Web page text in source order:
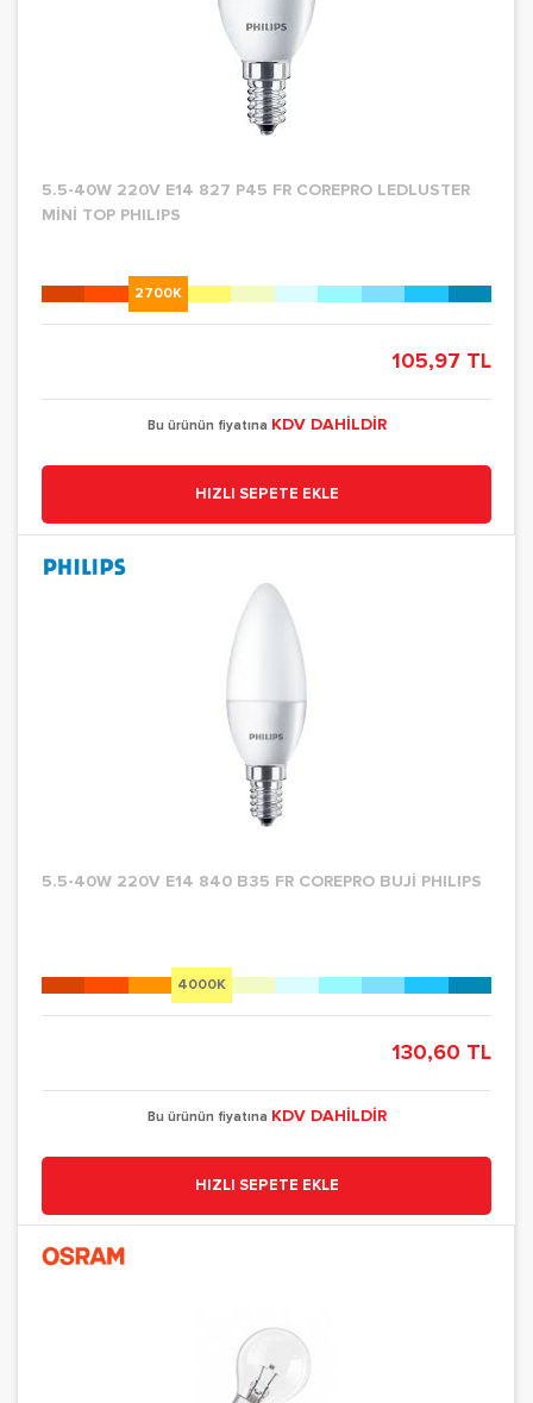
5.5-40W 220V E14 827 P45 FR COREPRO LEDLUSTER
MİNİ TOP PHILIPS
2700K
105,97 TL
Bu ürünün fiyatına KDV DAHİLDİR
HIZLI SEPETE EKLE
5.5-40W 220V E14 840 B35 FR COREPRO BUJİ PHILIPS
4000K
130,60 TL
Bu ürünün fiyatına KDV DAHİLDİR
HIZLI SEPETE EKLE